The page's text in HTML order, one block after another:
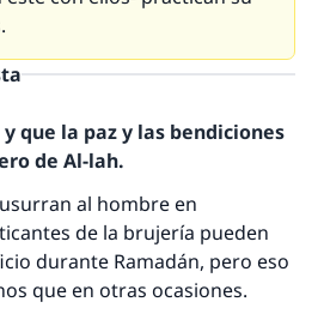
que la paz y las bendiciones
de Al-lah.
al hombre en
de la brujería pueden
durante Ramadán, pero eso
que en otras ocasiones.